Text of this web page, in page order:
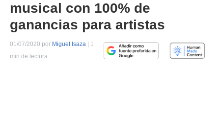
musical con 100% de
ganancias para artistas
01/07/2020 por Miguel Isaza | 1
min de lectura